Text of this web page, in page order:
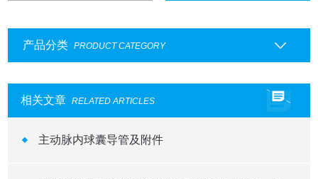
产品分类 PRODUCT CATEGORY
相关文章 RELATED ARTICLES
主动脉内球囊导管及附件